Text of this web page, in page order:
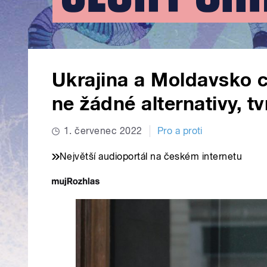
Ukrajina a Moldavsko
ne žádné alternativy,
1. červenec 2022 Pro a proti
Největší audioportál na českém internetu